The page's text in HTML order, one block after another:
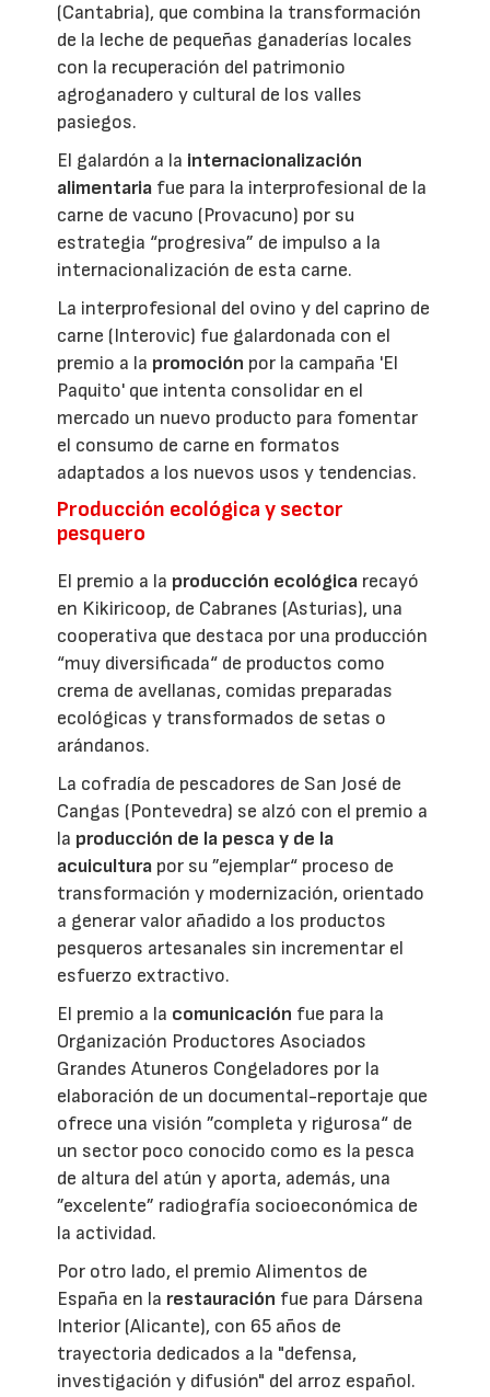
(Cantabria), que combina la transformación
de la leche de pequeñas ganaderías locales
con la recuperación del patrimonio
agroganadero y cultural de los valles
pasiegos.
El galardón a la internacionalización
alimentaria fue para la interprofesional de la
carne de vacuno (Provacuno) por su
estrategia “progresiva” de impulso a la
internacionalización de esta carne.
La interprofesional del ovino y del caprino de
carne (Interovic) fue galardonada con el
premio a la promoción por la campaña 'El
Paquito' que intenta consolidar en el
mercado un nuevo producto para fomentar
el consumo de carne en formatos
adaptados a los nuevos usos y tendencias.
Producción ecológica y sector
pesquero
El premio a la producción ecológica recayó
en Kikiricoop, de Cabranes (Asturias), una
cooperativa que destaca por una producción
“muy diversificada“ de productos como
crema de avellanas, comidas preparadas
ecológicas y transformados de setas o
arándanos.
La cofradía de pescadores de San José de
Cangas (Pontevedra) se alzó con el premio a
la producción de la pesca y de la
acuicultura por su ”ejemplar“ proceso de
transformación y modernización, orientado
a generar valor añadido a los productos
pesqueros artesanales sin incrementar el
esfuerzo extractivo.
El premio a la comunicación fue para la
Organización Productores Asociados
Grandes Atuneros Congeladores por la
elaboración de un documental-reportaje que
ofrece una visión ”completa y rigurosa“ de
un sector poco conocido como es la pesca
de altura del atún y aporta, además, una
”excelente” radiografía socioeconómica de
la actividad.
Por otro lado, el premio Alimentos de
España en la restauración fue para Dársena
Interior (Alicante), con 65 años de
trayectoria dedicados a la "defensa,
investigación y difusión" del arroz español.